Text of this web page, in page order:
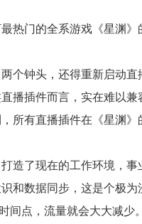
热门的全系游戏《星渊
个钟头，还得重新启动
播插件而言，实在难以兼
所有直播插件在《星渊
造了现在的工作环境，事
和数据同步，这是个极
间点，流量就会大大减少。